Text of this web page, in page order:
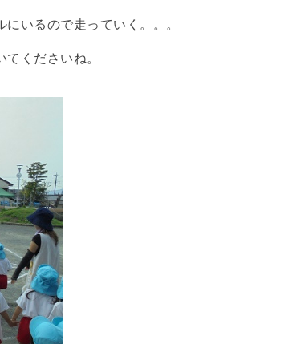
いるので走っていく。。。
くださいね。